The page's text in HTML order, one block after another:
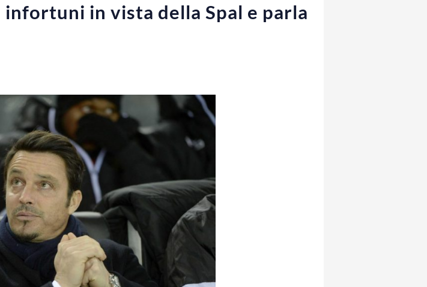
infortuni in vista della Spal e parla